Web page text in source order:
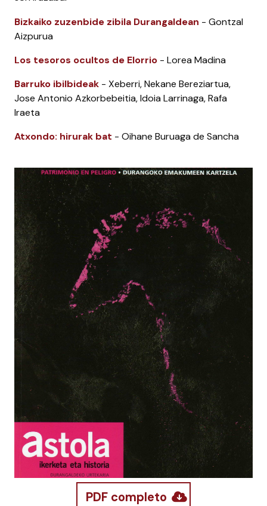
Bizkaiko zuzenbide zibila Durangaldean - Gontzal
Aizpurua
Los tesoros ocultos de Elorrio - Lorea Madina
Barruko ibilbideak - Xeberri, Nekane Bereziartua,
Jose Antonio Azkorbebeitia, Idoia Larrinaga, Rafa
Iraeta
Atxondo: hirurak bat - Oihane Buruaga de Sancha
PDF completo